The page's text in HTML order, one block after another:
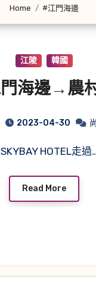
Home #江門海邊
江陵 韓國
海邊→農
2023-04-30
從SKYBAY HOTEL走過
Read More